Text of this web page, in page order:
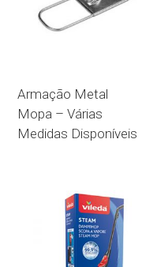
Armação Metal
Mopa – Várias
Medidas Disponíveis